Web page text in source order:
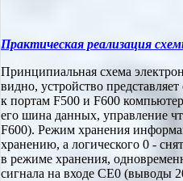
Практическая реализация
Принципиальная схема
видно, устройство
к портам F500 и F600
его шина данных, управление
F600). Режим хранения
хранению, а логического 0 -
в режиме хранения,
сигнала на входе СЕ0 (выводы